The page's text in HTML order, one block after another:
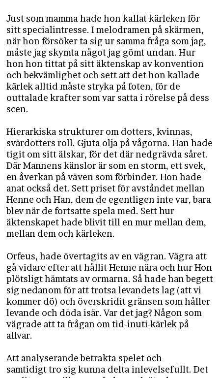
Just som mamma hade hon kallat kärleken för
sitt specialintresse. I melodramen på skärmen,
när hon försöker ta sig ur samma fråga som jag,
måste jag skymta något jag gömt undan. Hur
hon hon tittat på sitt äktenskap av konvention
och bekvämlighet och sett att det hon kallade
kärlek alltid måste stryka på foten, för de
outtalade krafter som var satta i rörelse på dess
scen.
Hierarkiska strukturer om dotters, kvinnas,
svärdotters roll. Gjuta olja på vågorna. Han hade
tigit om sitt älskar, för det där nedgrävda såret.
Där Mannens känslor är som en storm, ett svek,
en åverkan på väven som förbinder. Hon hade
anat också det. Sett priset för avståndet mellan
Henne och Han, dem de egentligen inte var, bara
blev när de fortsatte spela med. Sett hur
äktenskapet hade blivit till en mur mellan dem,
mellan dem och kärleken.
Orfeus, hade övertagits av en vägran. Vägra att
gå vidare efter att hållit Henne nära och hur Hon
plötsligt hämtats av ormarna. Så hade han begett
sig nedanom för att trotsa levandets lag (att vi
kommer dö) och överskridit gränsen som håller
levande och döda isär. Var det jag? Någon som
vägrade att ta frågan om tid-inuti-kärlek på
allvar.
Att analyserande betrakta spelet och
samtidigt tro sig kunna delta inlevelsefullt. Det